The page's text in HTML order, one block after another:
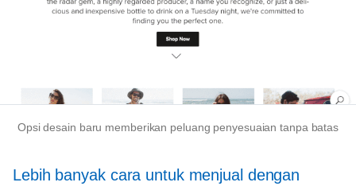
Opsi desain baru memberikan peluang penyesuaian tanpa batas
Lebih banyak cara untuk menjual dengan